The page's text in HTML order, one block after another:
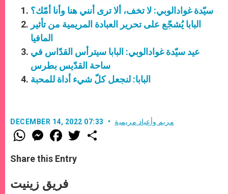
سيّدة غوادالوبي: لا تخف، ألا ترى أنني هنا وأنا أمّك؟
البابا يُشجّع على تحرير العبادة المريمية من تأثير
المافيا
عيد سيّدة غوادالوبي: البابا سيترأس القدّاس في
ساحة القدّيس بطرس
البابا: لنجعل كلّ شيء أداة للمحبة
DECEMBER 14, 2022 07:33 مريم وأعياد مريمية
W
h
t
s
p
p
M
e
s
e
g
e
F
a
e
b
o
k
w
Share this Entry
فريق زينيت